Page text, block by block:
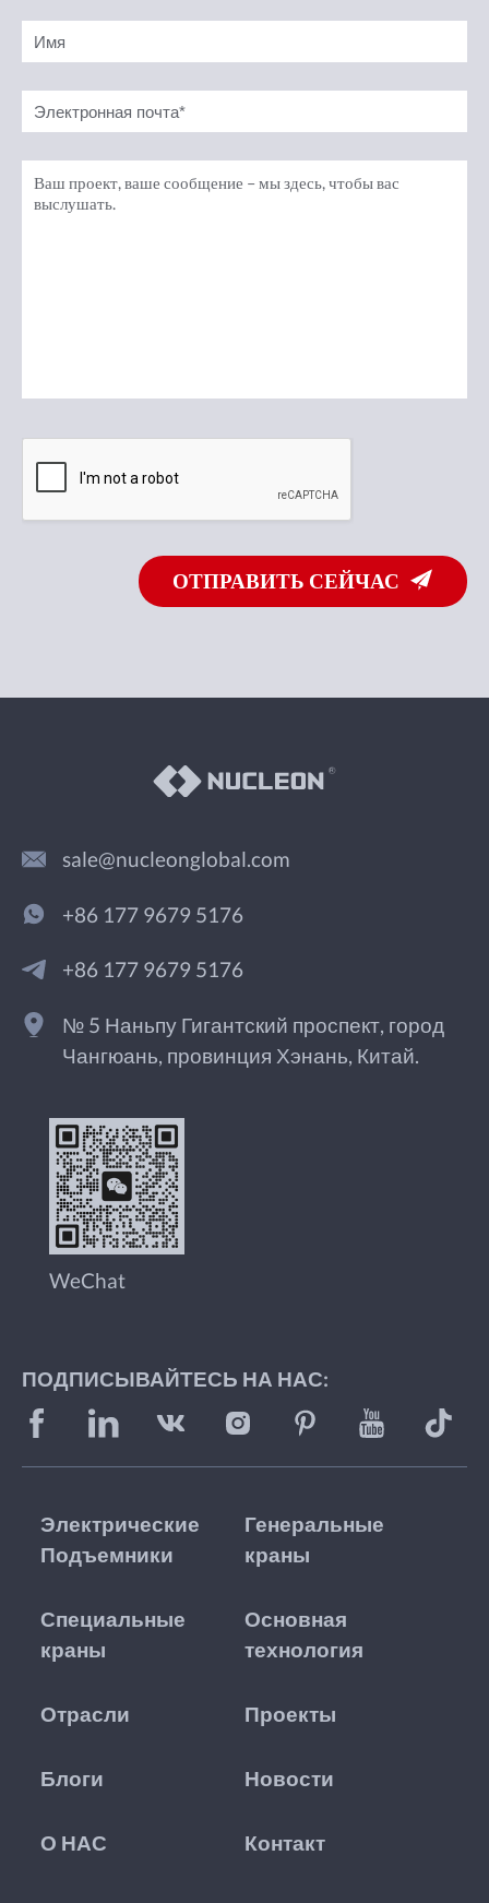
ОТПРАВИТЬ СЕЙЧАС
sale@nucleonglobal.com
+86 177 9679 5176
+86 177 9679 5176
№ 5 Наньпу Гигантский проспект, город
Чангюань, провинция Хэнань, Китай.
WeChat
ПОДПИСЫВАЙТЕСЬ НА НАС:
Электрические
Подъемники
Генеральные
краны
Специальные
краны
Основная
технология
Отрасли Проекты
Блоги Новости
О НАС Контакт